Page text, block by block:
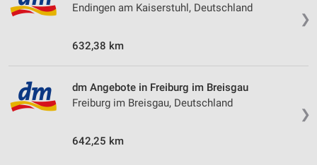
❯
Endingen am Kaiserstuhl, Deutschland
632,38 km
❯
dm Angebote in Freiburg im Breisgau
Freiburg im Breisgau, Deutschland
642,25 km